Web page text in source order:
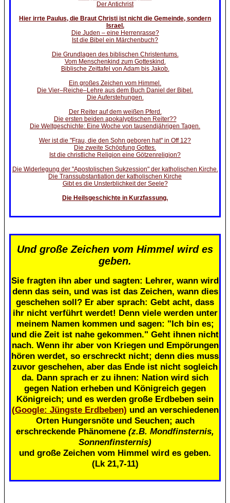
Der Antichrist
Hier irrte Paulus, die Braut Christi ist nicht die Gemeinde, sondern
Israel.
Die Juden – eine Herrenrasse?
Ist die Bibel ein Märchenbuch?
Die Grundlagen des biblischen Christentums.
Vom Menschenkind zum Gotteskind.
Biblische Zeittafel von Adam bis Jakob.
Ein großes Zeichen vom Himmel.
Die Vier–Reiche–Lehre aus dem Buch Daniel der Bibel.
Die Auferstehungen.
Der Reiter auf dem weißen Pferd.
Die ersten beiden apokalyptischen Reiter??
Die Weltgeschichte: Eine Woche von tausendjährigen Tagen.
Wer ist die "Frau, die den Sohn geboren hat" in Off 12?
Die zweite Schöpfung Gottes.
Ist die christliche Religion eine Götzenreligion?
Die Widerlegung der "Apostolischen Sukzession" der katholischen Kirche.
Die Transsubstantiation der katholischen Kirche
Gibt es die Unsterblichkeit der Seele?
Die Heilsgeschichte in Kurzfassung.
Und große Zeichen vom Himmel wird es
geben.
Sie fragten ihn aber und sagten: Lehrer, wann wird
denn das sein, und was ist das Zeichen, wann dies
geschehen soll? Er aber sprach: Gebt acht, dass
ihr nicht verführt werdet! Denn viele werden unter
meinem Namen kommen und sagen: "Ich bin es;
und die Zeit ist nahe gekommen." Geht ihnen nicht
nach. Wenn ihr aber von Kriegen und Empörungen
hören werdet, so erschreckt nicht; denn dies muss
zuvor geschehen, aber das Ende ist nicht sogleich
da. Dann sprach er zu ihnen: Nation wird sich
gegen Nation erheben und Königreich gegen
Königreich; und es werden große Erdbeben sein
(Google: Jüngste Erdbeben) und an verschiedenen
Orten Hungersnöte und Seuchen; auch
erschreckende Phänomene (z.B. Mondfinsternis,
Sonnenfinsternis)
und große Zeichen vom Himmel wird es geben.
(Lk 21,7-11)